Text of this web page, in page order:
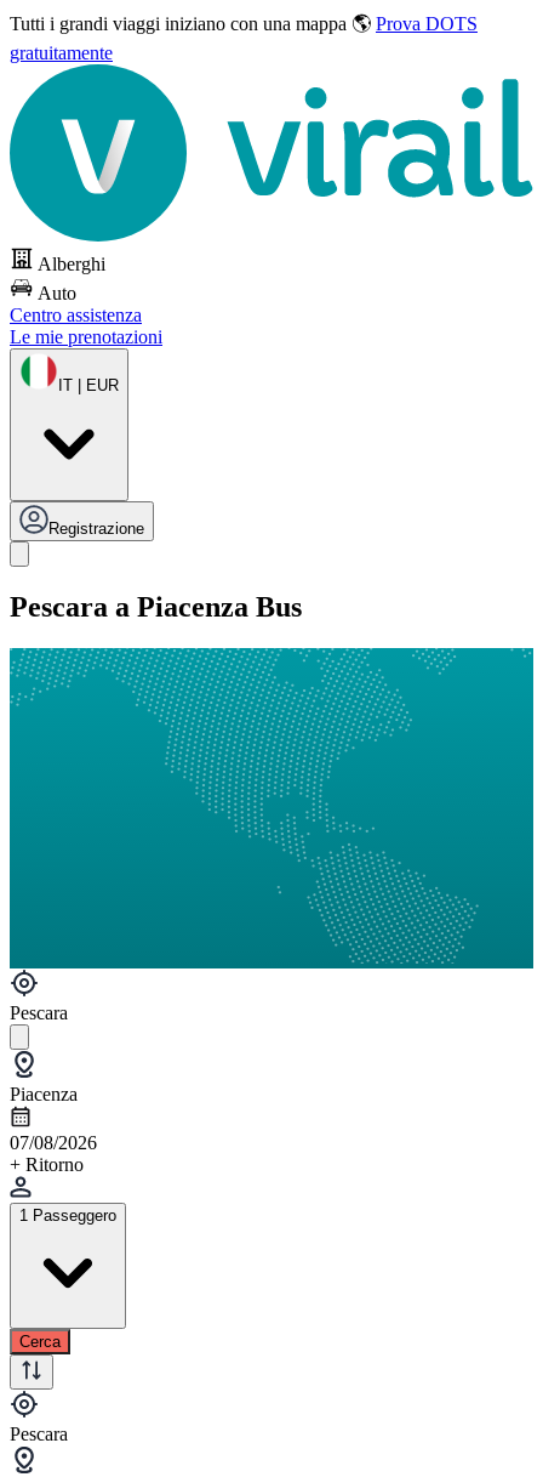
Tutti i grandi viaggi iniziano con una mappa 🌎 Prova DOTS
gratuitamente
Alberghi
Auto
Centro assistenza
Le mie prenotazioni
IT | EUR
Registrazione
Pescara a Piacenza Bus
Pescara
Piacenza
07/08/2026
+ Ritorno
1 Passeggero
Cerca
Pescara